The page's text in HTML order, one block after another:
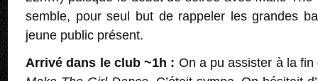
semble, pour seul but de rappeler les grandes
jeune public présent.
Arrivé dans le club ~1h : On a pu assister à la